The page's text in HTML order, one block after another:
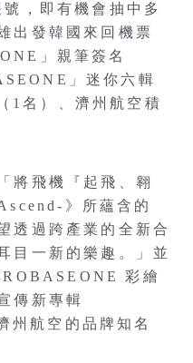
，即有機會抽中多
出發韓國來回機票
」親筆簽名
」迷你六輯
1名）、濟州航空積
將飛機『起飛、翱
》所蘊含的
透過跨產業的全新合
目一新的樂趣。」並
彩繪
傳新專輯
州航空的品牌知名